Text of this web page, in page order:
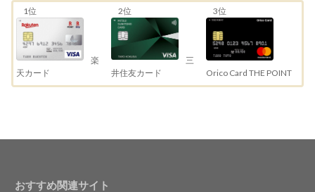
1位
楽
天カード
2位
三
井住友カード
3位
Orico Card THE POINT
おすすめ関連サイト